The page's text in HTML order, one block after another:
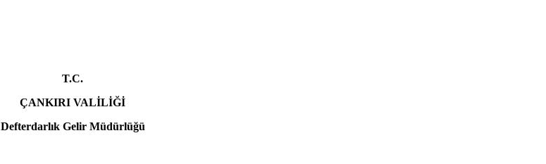
T.C.
ÇANKIRI VALİLİĞİ
Defterdarlık Gelir Müdürlüğü